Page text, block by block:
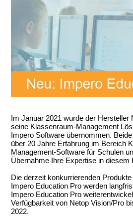
Im Januar 2021 wurde der Hersteller
seine Klassenraum-Management
Impero Software übernommen.
über 20 Jahre Erfahrung im Bereich
Management-Software für Schulen
Übernahme Ihre Expertise in diesem
Die derzeit konkurrierenden
Impero Education Pro werden
Impero Education Pro
Verfügbarkeit von Netop Vision/Pro
2022.